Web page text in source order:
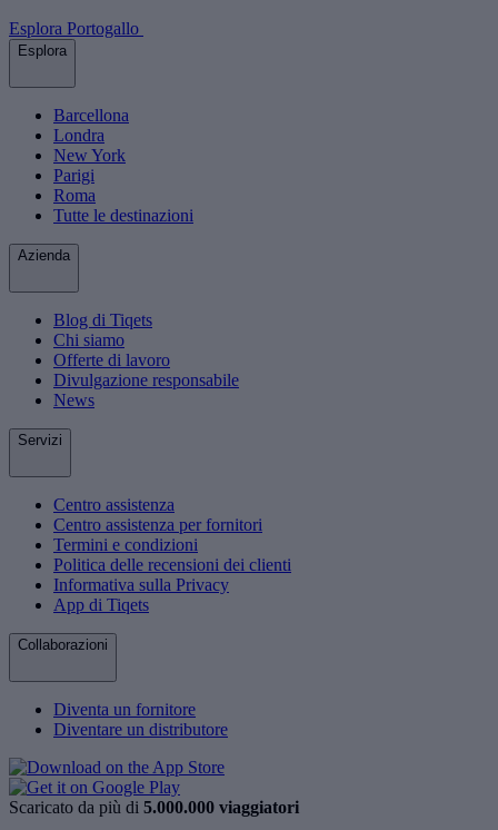
Esplora Portogallo
Esplora
Barcellona
Londra
New York
Parigi
Roma
Tutte le destinazioni
Azienda
Blog di Tiqets
Chi siamo
Offerte di lavoro
Divulgazione responsabile
News
Servizi
Centro assistenza
Centro assistenza per fornitori
Termini e condizioni
Politica delle recensioni dei clienti
Informativa sulla Privacy
App di Tiqets
Collaborazioni
Diventa un fornitore
Diventare un distributore
Scaricato da più di 5.000.000 viaggiatori